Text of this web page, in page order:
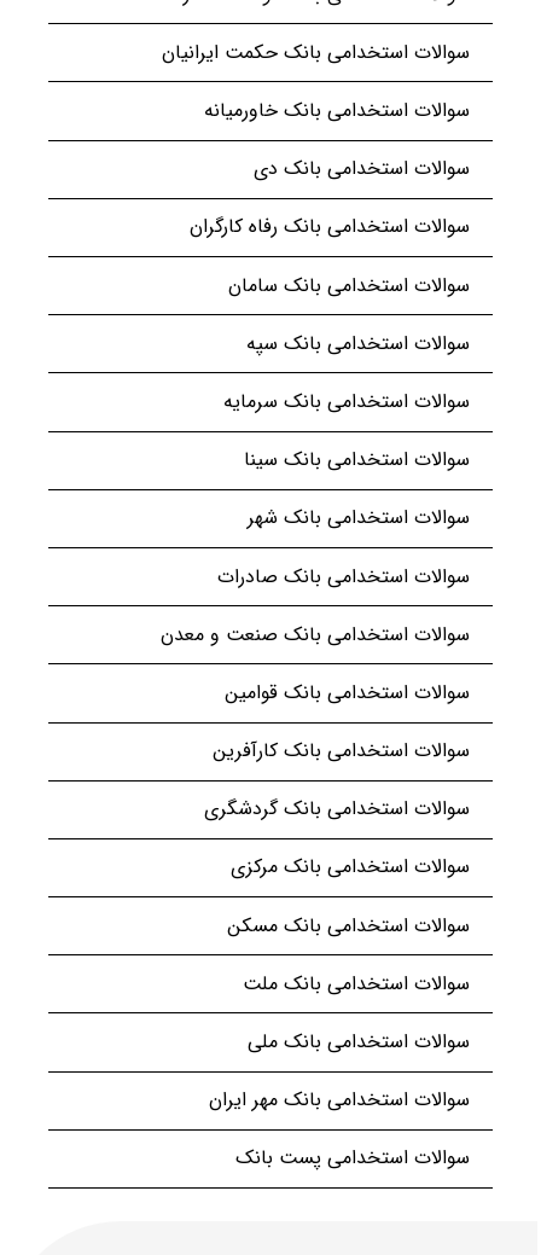
سوالات استخدامی بانک حکمت ایرانیان
سوالات استخدامی بانک خاورمیانه
سوالات استخدامی بانک دی
سوالات استخدامی بانک رفاه کارگران
سوالات استخدامی بانک سامان
سوالات استخدامی بانک سپه
سوالات استخدامی بانک سرمایه
سوالات استخدامی بانک سینا
سوالات استخدامی بانک شهر
سوالات استخدامی بانک صادرات
سوالات استخدامی بانک صنعت و معدن
سوالات استخدامی بانک قوامین
سوالات استخدامی بانک کارآفرین
سوالات استخدامی بانک گردشگری
سوالات استخدامی بانک مرکزی
سوالات استخدامی بانک مسکن
سوالات استخدامی بانک ملت
سوالات استخدامی بانک ملی
سوالات استخدامی بانک مهر ایران
سوالات استخدامی پست بانک